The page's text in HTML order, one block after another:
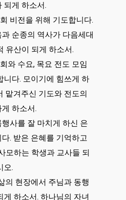
되게 하소서.
비전을 위해 기도합니다.
순종의 역사가 다음세대
유산이 되게 하소서.
와 수요, 목요 전도 모임
니다. 모이기에 힘쓰게 하
맡겨주신 기도와 전도의
하소서.
사를 잘 마치게 하신 은
. 받은 은혜를 기억하고
모하는 학생과 교사들 되
오.
의 현장에서 주님과 동행
게 하소서. 하나님의 자녀